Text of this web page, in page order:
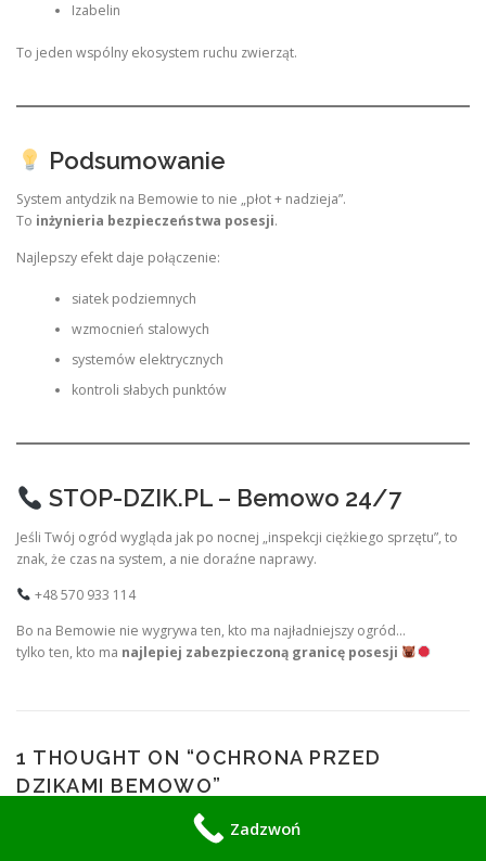
Izabelin
To jeden wspólny ekosystem ruchu zwierząt.
Podsumowanie
System antydzik na Bemowie to nie „płot + nadzieja”.
To inżynieria bezpieczeństwa posesji.
Najlepszy efekt daje połączenie:
siatek podziemnych
wzmocnień stalowych
systemów elektrycznych
kontroli słabych punktów
STOP-DZIK.PL – Bemowo 24/7
Jeśli Twój ogród wygląda jak po nocnej „inspekcji ciężkiego sprzętu”, to
znak, że czas na system, a nie doraźne naprawy.
+48 570 933 114
Bo na Bemowie nie wygrywa ten, kto ma najładniejszy ogród…
tylko ten, kto ma najlepiej zabezpieczoną granicę posesji
1 THOUGHT ON “OCHRONA PRZED
DZIKAMI BEMOWO”
Zadzwoń